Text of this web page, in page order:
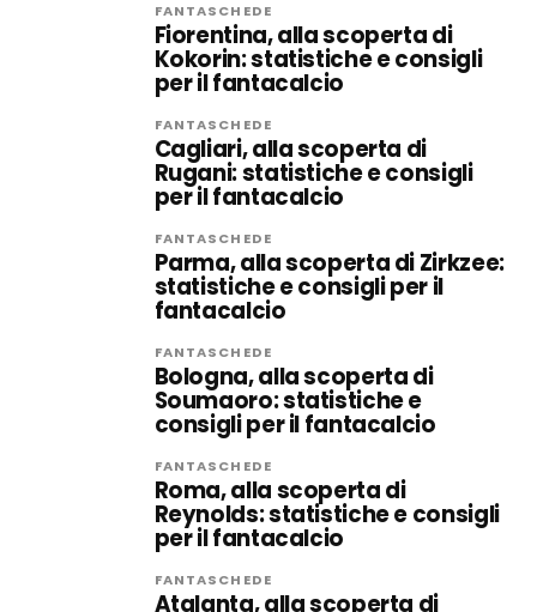
FANTASCHEDE
Fiorentina, alla scoperta di
Kokorin: statistiche e consigli
per il fantacalcio
FANTASCHEDE
Cagliari, alla scoperta di
Rugani: statistiche e consigli
per il fantacalcio
FANTASCHEDE
Parma, alla scoperta di Zirkzee:
statistiche e consigli per il
fantacalcio
FANTASCHEDE
Bologna, alla scoperta di
Soumaoro: statistiche e
consigli per il fantacalcio
FANTASCHEDE
Roma, alla scoperta di
Reynolds: statistiche e consigli
per il fantacalcio
FANTASCHEDE
Atalanta, alla scoperta di